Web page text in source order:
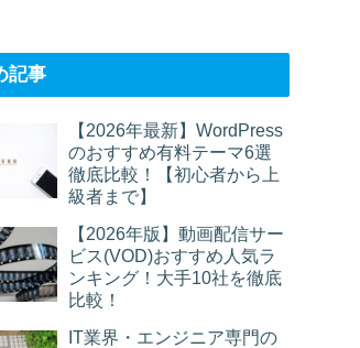
記事
【2026年最新】WordPress
のおすすめ有料テーマ6選
徹底比較！【初心者から上
級者まで】
【2026年版】動画配信サー
ビス(VOD)おすすめ人気ラ
ンキング！大手10社を徹底
比較！
IT業界・エンジニア専門の